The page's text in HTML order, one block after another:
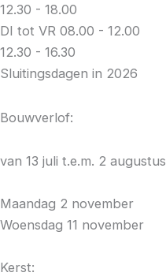
12.30 - 18.00
DI tot VR 08.00 - 12.00
12.30 - 16.30
Sluitingsdagen in 2026
Bouwverlof:
van 13 juli t.e.m. 2 augustus
Maandag 2 november
Woensdag 11 november
Kerst: